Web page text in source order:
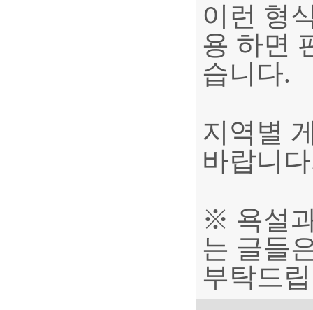
이런 형
용 하면
습니다.
지역별
바랍니
※ 욕설
는 글들
부탁드